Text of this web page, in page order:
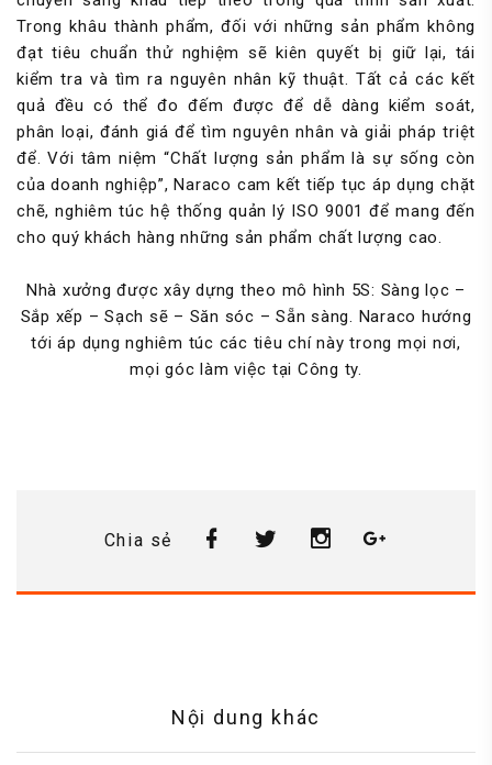
Trong khâu thành phẩm, đối với những sản phẩm không
đạt tiêu chuẩn thử nghiệm sẽ kiên quyết bị giữ lại, tái
kiểm tra và tìm ra nguyên nhân kỹ thuật. Tất cả các kết
quả đều có thể đo đếm được để dễ dàng kiểm soát,
phân loại, đánh giá để tìm nguyên nhân và giải pháp triệt
để. Với tâm niệm “Chất lượng sản phẩm là sự sống còn
của doanh nghiệp”, Naraco cam kết tiếp tục áp dụng chặt
chẽ, nghiêm túc hệ thống quản lý ISO 9001 để mang đến
cho quý khách hàng những sản phẩm chất lượng cao.
Nhà xưởng được xây dựng theo mô hình 5S: Sàng lọc –
Sắp xếp – Sạch sẽ – Săn sóc – Sẵn sàng. Naraco hướng
tới áp dụng nghiêm túc các tiêu chí này trong mọi nơi,
mọi góc làm việc tại Công ty.
Chia sẻ
Nội dung khác